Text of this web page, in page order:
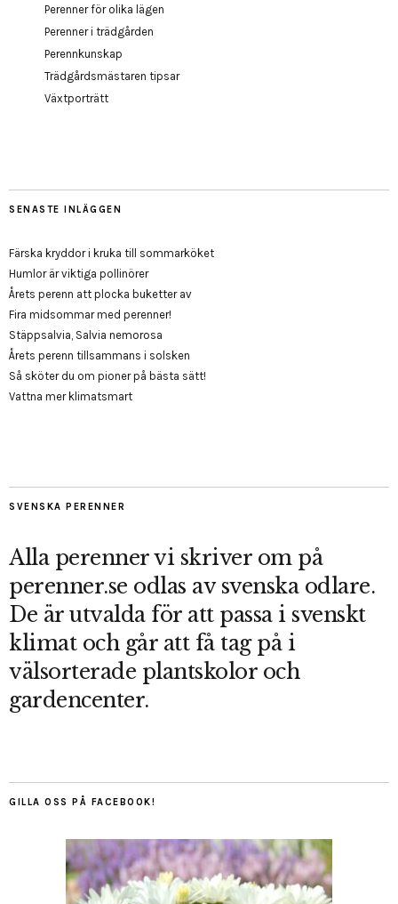
Perenner för olika lägen
Perenner i trädgården
Perennkunskap
Trädgårdsmästaren tipsar
Växtporträtt
SENASTE INLÄGGEN
Färska kryddor i kruka till sommarköket
Humlor är viktiga pollinörer
Årets perenn att plocka buketter av
Fira midsommar med perenner!
Stäppsalvia, Salvia nemorosa
Årets perenn tillsammans i solsken
Så sköter du om pioner på bästa sätt!
Vattna mer klimatsmart
SVENSKA PERENNER
Alla perenner vi skriver om på
perenner.se odlas av svenska odlare.
De är utvalda för att passa i svenskt
klimat och går att få tag på i
välsorterade plantskolor och
gardencenter.
GILLA OSS PÅ FACEBOOK!